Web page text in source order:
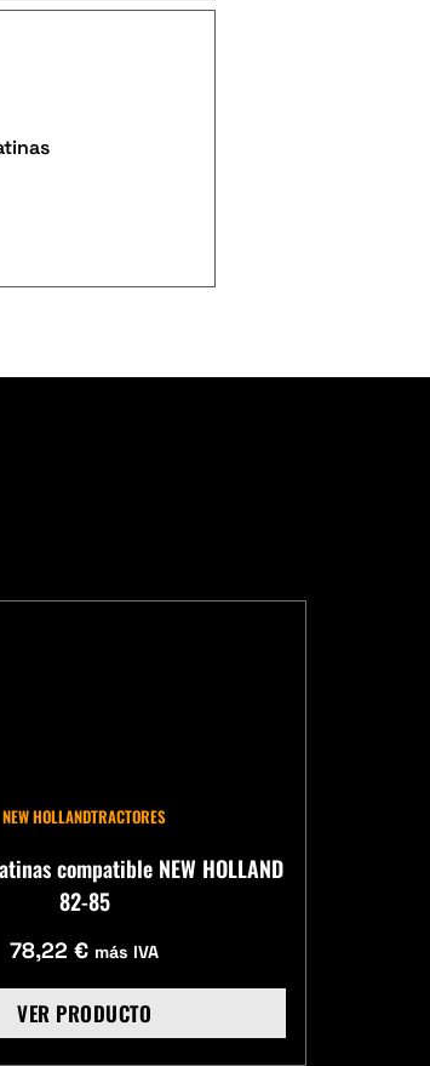
NEW HOLLANDTRACTORES
compatible NEW HOLLAND
82-85
78,22€ más IVA
VER PRODUCTO